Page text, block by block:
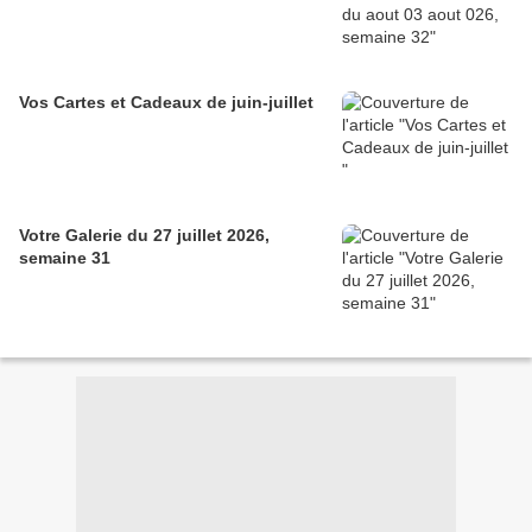
Vos Cartes et Cadeaux de juin-juillet
Votre Galerie du 27 juillet 2026,
semaine 31